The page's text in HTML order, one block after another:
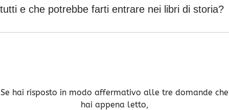
tutti e che potrebbe farti entrare nei libri di storia?
Se hai risposto in modo affermativo alle tre domande che
hai appena letto,